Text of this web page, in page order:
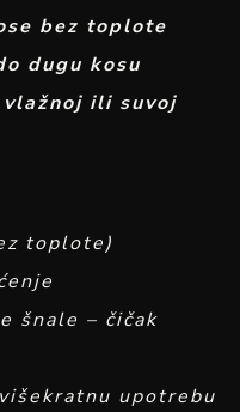
bez toplote
dugu kosu
vlažnoj ili suvoj
toplote)
šnale – čičak
upotrebu